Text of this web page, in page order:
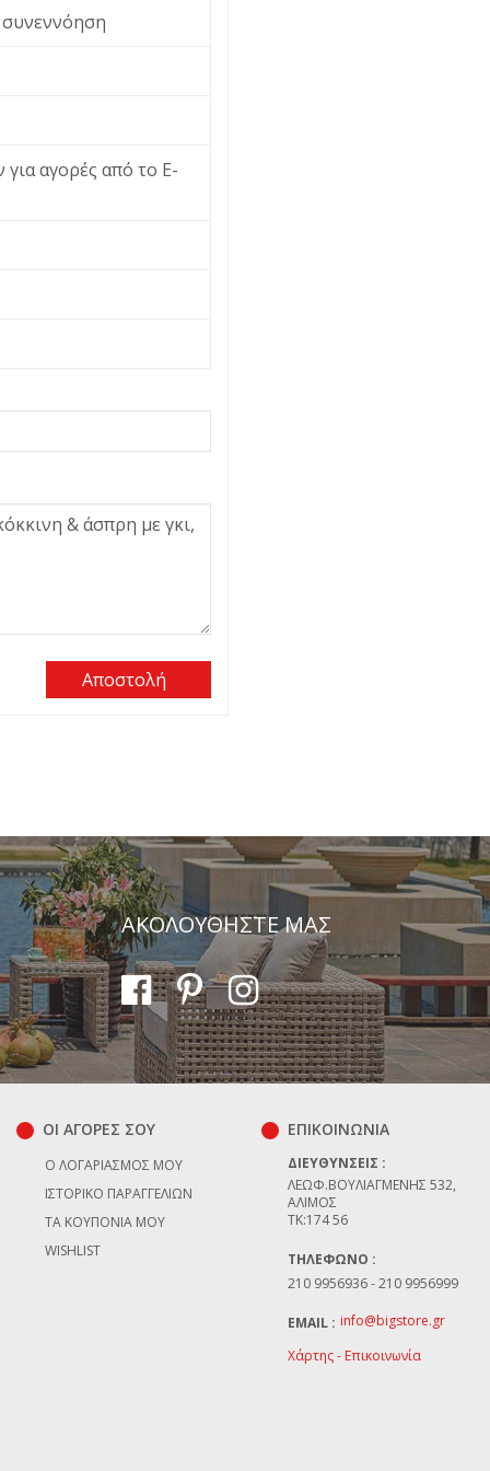
συνεννόηση
αγορές από το Ε-
Αποστολή
ΑΚΟΛΟΥΘΗΣΤΕ ΜΑΣ
ΟΙ ΑΓΟΡΕΣ ΣΟΥ
Ο ΛΟΓΑΡΙΑΣΜΌΣ ΜΟΥ
ΙΣΤΟΡΙΚΌ ΠΑΡΑΓΓΕΛΙΏΝ
ΤΑ ΚΟΥΠΌΝΙΑ ΜΟΥ
WISHLIST
ΕΠΙΚΟΙΝΩΝΊΑ
ΔΙΕΥΘΎΝΣΕΙΣ :
ΛΕΩΦ.ΒΟΥΛΙΑΓΜΈΝΗΣ 532,
ΆΛΙΜΟΣ
TK:174 56
ΤΗΛΈΦΩΝΟ :
210 9956936 - 210 9956999
EMAIL : info@bigstore.gr
Χάρτης - Επικοινωνία